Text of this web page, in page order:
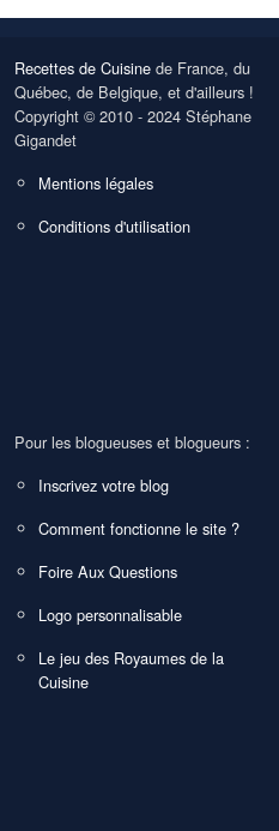
Recettes de Cuisine de France, du
Québec, de Belgique, et d'ailleurs !
Copyright © 2010 - 2024 Stéphane
Gigandet
Mentions légales
Conditions d'utilisation
Pour les blogueuses et blogueurs :
Inscrivez votre blog
Comment fonctionne le site ?
Foire Aux Questions
Logo personnalisable
Le jeu des Royaumes de la
Cuisine